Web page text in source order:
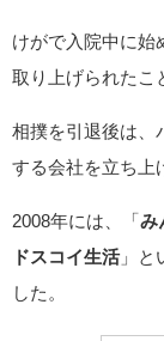
けがで入院中に始
取り上げられたこ
相撲を引退後は、
する会社を立ち上
2008年には、「 み
ドスコイ生活」と
した。